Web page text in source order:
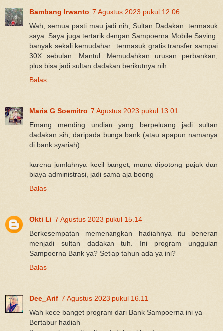
Bambang Irwanto 7 Agustus 2023 pukul 12.06
Wah, semua pasti mau jadi nih, Sultan Dadakan. termasuk
saya. Saya juga tertarik dengan Sampoerna Mobile Saving.
banyak sekali kemudahan. termasuk gratis transfer sampai
30X sebulan. Mantul. Memudahkan urusan perbankan,
plus bisa jadi sultan dadakan berikutnya nih...
Balas
Maria G Soemitro 7 Agustus 2023 pukul 13.01
Emang mending undian yang berpeluang jadi sultan
dadakan sih, daripada bunga bank (atau apapun namanya
di bank syariah)
karena jumlahnya kecil banget, mana dipotong pajak dan
biaya administrasi, jadi sama aja boong
Balas
Okti Li 7 Agustus 2023 pukul 15.14
Berkesempatan memenangkan hadiahnya itu beneran
menjadi sultan dadakan tuh. Ini program unggulan
Sampoerna Bank ya? Setiap tahun ada ya ini?
Balas
Dee_Arif 7 Agustus 2023 pukul 16.11
Wah kece banget program dari Bank Sampoerna ini ya
Bertabur hadiah